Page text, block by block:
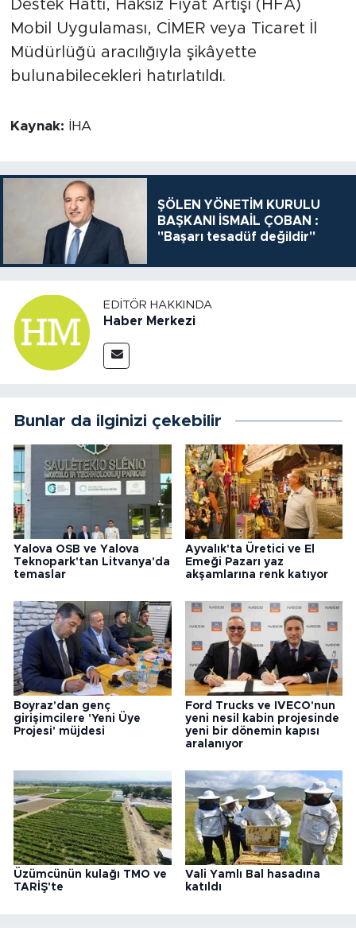
Destek Hattı, Haksız Fiyat Artışı (HFA)
Mobil Uygulaması, CİMER veya Ticaret İl
Müdürlüğü aracılığıyla şikâyette
bulunabilecekleri hatırlatıldı.
Kaynak: İHA
ŞÖLEN YÖNETİM KURULU
BAŞKANI İSMAİL ÇOBAN :
"Başarı tesadüf değildir"
EDITÖR HAKKINDA
Haber Merkezi
Bunlar da ilginizi çekebilir
Yalova OSB ve Yalova
Teknopark'tan Litvanya'da
temaslar
Ayvalık'ta Üretici ve El
Emeği Pazarı yaz
akşamlarına renk katıyor
Boyraz'dan genç
girişimcilere 'Yeni Üye
Projesi' müjdesi
Ford Trucks ve IVECO'nun
yeni nesil kabin projesinde
yeni bir dönemin kapısı
aralanıyor
Üzümcünün kulağı TMO ve
TARİŞ'te
Vali Yamlı Bal hasadına
katıldı